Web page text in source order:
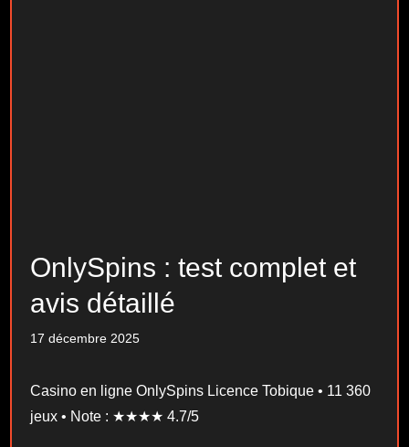
OnlySpins : test complet et
avis détaillé
17 décembre 2025
Casino en ligne OnlySpins Licence Tobique • 11 360
jeux • Note : ★★★★ 4.7/5